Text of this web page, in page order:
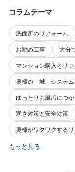
コラムテーマ
洗面所のリフォーム
お勧め工事
大分
マンション購入とリ
奥様の「城」システ
ゆったりお風呂につ
寒さ対策と安全対策
奥様がワクワクする
もっと見る